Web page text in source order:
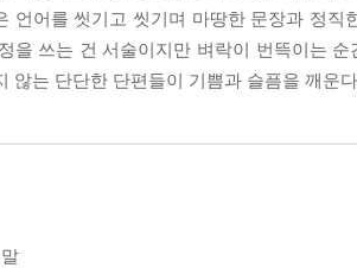
언어를 씻기고 씻기며 마땅한 문장과 정
을 쓰는 건 서술이지만 벼락이 번뜩이는
않는 단단한 단편들이 기쁨과 슬픔을 깨운